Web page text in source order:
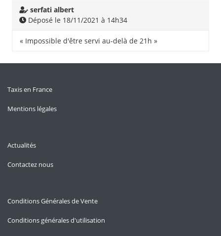
serfati albert
Déposé le 18/11/2021 à 14h34
« Impossible d'être servi au-delà de 21h »
Taxis en France
Mentions légales
Actualités
Contactez nous
Conditions Générales de Vente
Conditions générales d'utilisation